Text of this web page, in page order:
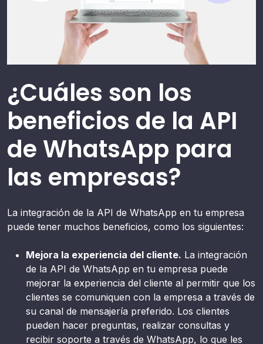
¿Cuáles son los
beneficios de la API
de WhatsApp para
las empresas?
La integración de la API de WhatsApp en tu empresa
puede tener muchos beneficios, como los siguientes:
Mejora la experiencia del cliente. La integración
de la API de WhatsApp en tu empresa puede
mejorar la experiencia del cliente al permitir que los
clientes se comuniquen con la empresa a través de
su canal de mensajería preferido. Los clientes
pueden hacer preguntas, realizar consultas y
recibir soporte a través de WhatsApp, lo que les